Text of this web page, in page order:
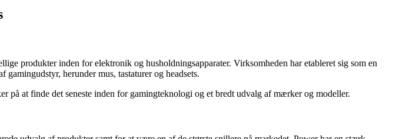
produkter inden for elektronik og husholdningsapparater. Virksomheden har etableret sig som en
herunder mus, tastaturer og headsets.
at finde det seneste inden for gamingteknologi og et bredt udvalg af mærker og modeller.